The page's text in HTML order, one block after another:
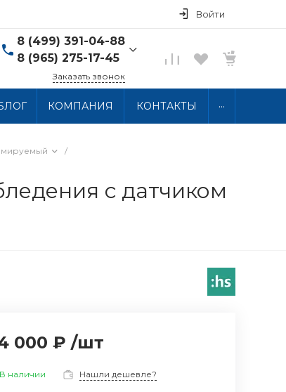
Войти
8 (499) 391-04-88
8 (965) 275-17-45
8 (499) 391-04-88
Хлобыстова 15, 2 этаж
Вс: Выходной
Заказать звонок
КОМПАНИЯ КОНТАКТЫ ...
/
с датчиком
000 ₽/шт
В наличии Нашли дешевле?